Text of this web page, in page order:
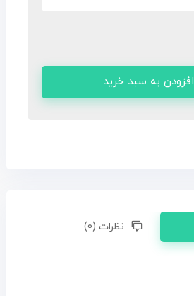
افزودن به سبد خرید
نظرات (0)